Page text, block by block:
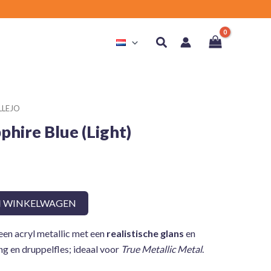
Zoeken
Blue (Light)
WINKELWAGEN
een acryl metallic met een realistische glans en
en druppelfles; ideaal voor True Metallic Metal.